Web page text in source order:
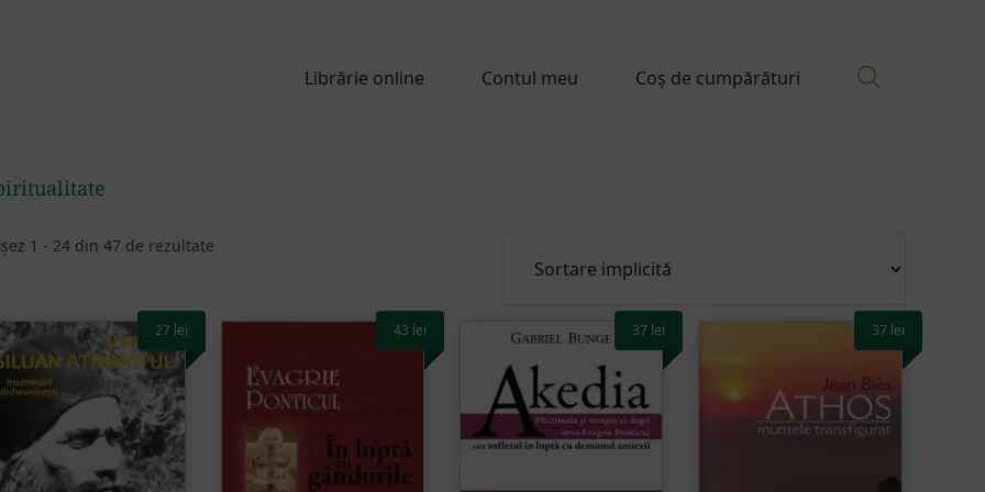
Librărie online Contul meu Coș de cumpărături
1 - 24 din 47 de rezultate
27 lei 43 lei 37 lei 37 lei